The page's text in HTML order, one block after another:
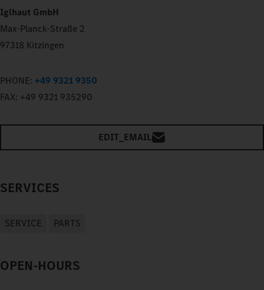
Iglhaut GmbH
Max-Planck-Straße 2
97318 Kitzingen
PHONE: +49 9321 9350
FAX: +49 9321 935290
EDIT_EMAIL
SERVICES
SERVICE PARTS
OPEN-HOURS